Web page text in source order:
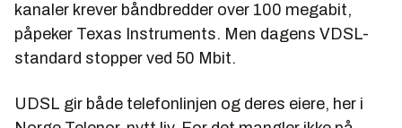
kanaler krever båndbredder over 100 megabit,
påpeker Texas Instruments. Men dagens VDSL-
standard stopper ved 50 Mbit.
UDSL gir både telefonlinjen og deres eiere, her i